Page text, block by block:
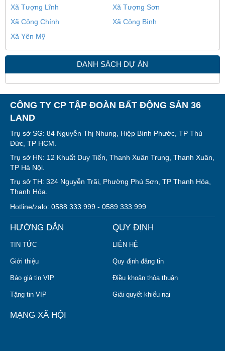
Xã Tượng Lĩnh
Xã Tượng Sơn
Xã Công Chính
Xã Công Bình
Xã Yên Mỹ
DANH SÁCH DỰ ÁN
CÔNG TY CP TẬP ĐOÀN BẤT ĐỘNG SẢN 36
LAND
Trụ sở SG: 84 Nguyễn Thị Nhung, Hiệp Bình Phước, TP Thủ
Đức, TP HCM.
Trụ sở HN: 12 Khuất Duy Tiến, Thanh Xuân Trung, Thanh Xuân,
TP Hà Nội.
Trụ sở TH: 324 Nguyễn Trãi, Phường Phú Sơn, TP Thanh Hóa,
Thanh Hóa.
Hotline/zalo: 0588 333 999 - 0589 333 999
HƯỚNG DẪN
TIN TỨC
Giới thiệu
Báo giá tin VIP
Tặng tin VIP
QUY ĐỊNH
LIÊN HỆ
Quy định đăng tin
Điều khoản thỏa thuận
Giải quyết khiếu nại
MẠNG XÃ HỘI